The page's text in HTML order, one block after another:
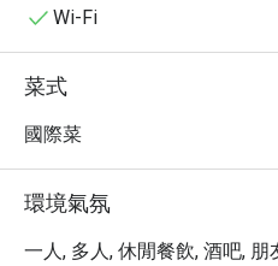
典的西班牙海鮮飯、香烤乳
・透過 Eatigo 預訂 Wine
Hill，即可享受高達 5 折的超
美食之旅。
Wi-Fi
菜式
國際菜
環境氣氛
一人, 多人, 休閒餐飲, 酒吧,